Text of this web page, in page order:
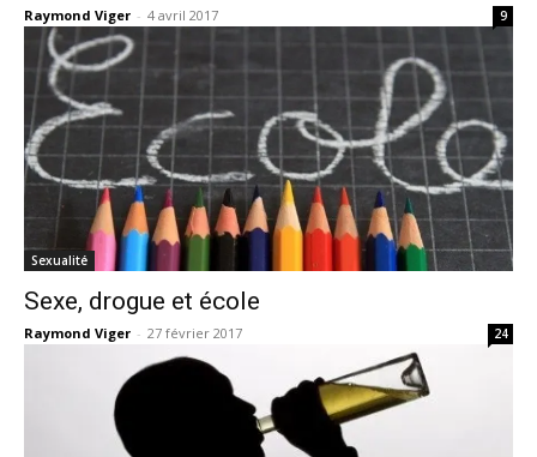
Raymond Viger - 4 avril 2017 9
Sexualité
Sexe, drogue et école
Raymond Viger - 27 février 2017 24